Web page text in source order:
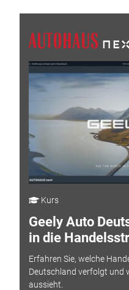
Kurs
Geely Auto
in die
Erfahren Sie, welche
Deutschland verfolgt und
aussieht.